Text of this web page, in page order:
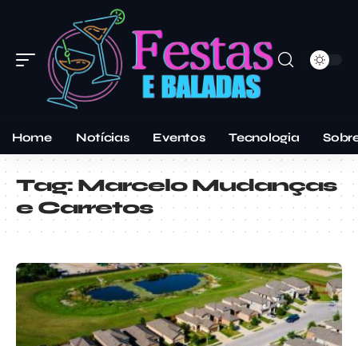
Home Notícias Eventos Tecnologia
Tag:Marcelo Mudanças
e Carretos